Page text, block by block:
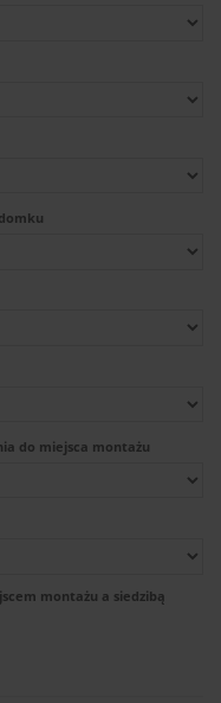
do miejsca montażu
montażu a siedzibą